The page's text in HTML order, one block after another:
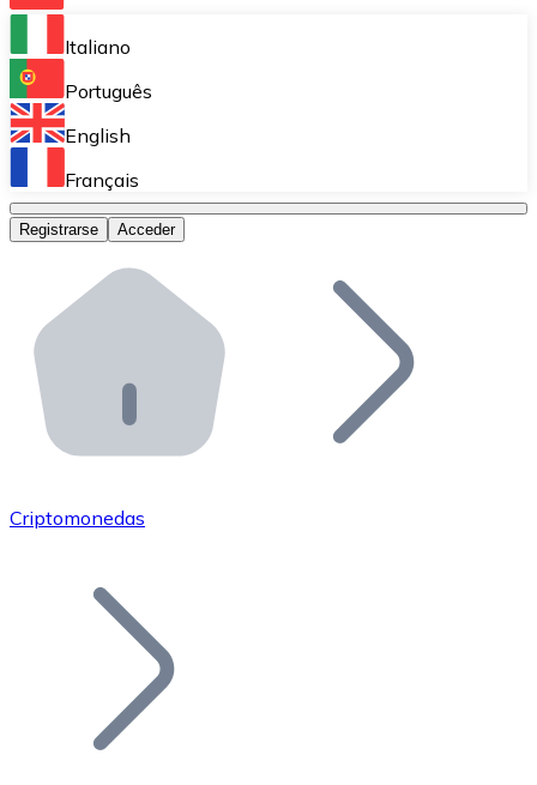
Bitnovo Ramp
Integra nuestra solución en tu plataforma.
Bitnovo Giftcards
Bitnovo OTC
Bitnovo ATM
Integra un ATM Bitnovo en tu negocio y permite que
Bitnovo API
Integra nuestra API en tu ecosistema.
Únete a nuestra red de distribuidores.
Añade tu proyecto a nuestro ecosistema.
Italiano
Português
English
Français
Registrarse Acceder
Criptomonedas